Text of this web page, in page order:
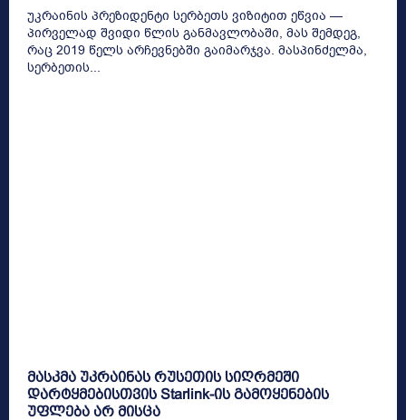
უკრაინის პრეზიდენტი სერბეთს ვიზიტით ეწვია —
პირველად შვიდი წლის განმავლობაში, მას შემდეგ,
რაც 2019 წელს არჩევნებში გაიმარჯვა. მასპინძელმა,
სერბეთის...
მასკმა უკრაინას რუსეთის სიღრმეში
დარტყმებისთვის Starlink-ის გამოყენების
უფლება არ მისცა